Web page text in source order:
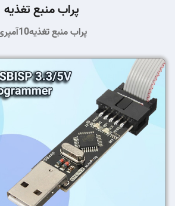
پراب منبع تغذیه
پراب منبع تغذیه10آمپری